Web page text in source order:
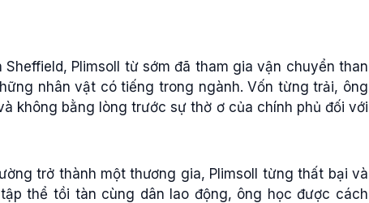
Plimsoll từ sớm đã tham gia vận chuyển than
nhân vật có tiếng trong ngành. Vốn từng trải, ông
không bằng lòng trước sự thờ ơ của chính phủ đối với
trở thành một thương gia, Plimsoll từng thất bại và
thể tồi tàn cùng dân lao động, ông học được cách